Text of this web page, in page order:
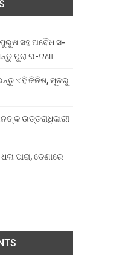
ସହ ଅବୈଧ ସ-
ପୁରା ଘ-ଟଣା
ଏହି ଜିନିଷ, ମୂଳରୁ
ଉତ୍ତରାଧିକାରୀ
ପାରା, ଡେଣାରେ